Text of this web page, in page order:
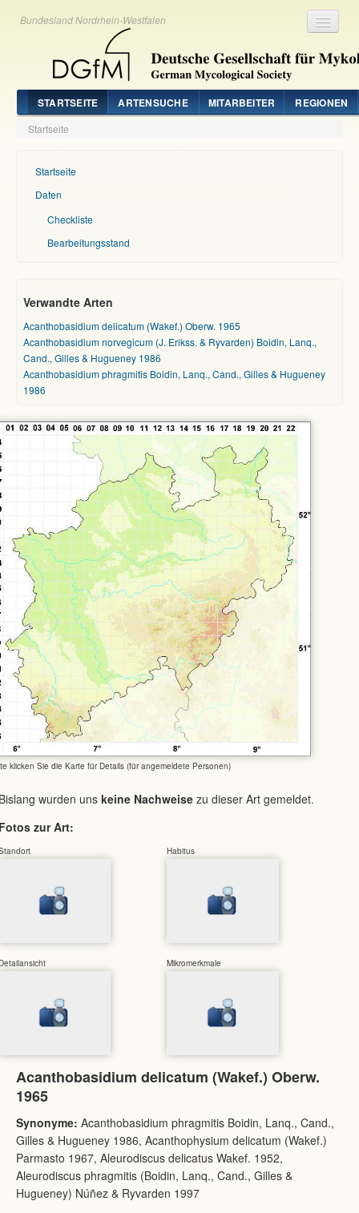
Bundesland Nordrhein-Westfalen
STARTSEITE ARTENSUCHE MITARBEITER REGIONEN
Startseite
Startseite
Daten
Checkliste
Bearbeitungsstand
Verwandte Arten
Acanthobasidium delicatum (Wakef.) Oberw. 1965
Acanthobasidium norvegicum (J. Erikss. & Ryvarden) Boidin, Lanq.,
Cand., Gilles & Hugueney 1986
Acanthobasidium phragmitis Boidin, Lanq., Cand., Gilles & Hugueney
1986
klicken Sie die Karte für Details (für angemeldete Personen)
wurden uns keine Nachweise zu dieser Art gemeldet.
zur Art:
Habitus
Mikromerkmale
Acanthobasidium delicatum (Wakef.) Oberw.
1965
Synonyme: Acanthobasidium phragmitis Boidin, Lanq., Cand.,
Gilles & Hugueney 1986, Acanthophysium delicatum (Wakef.)
Parmasto 1967, Aleurodiscus delicatus Wakef. 1952,
Aleurodiscus phragmitis (Boidin, Lanq., Cand., Gilles &
Hugueney) Núñez & Ryvarden 1997